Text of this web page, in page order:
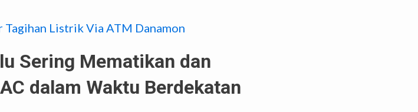
Tagihan Listrik Via ATM Danamon
Sering Mematikan dan
dalam Waktu Berdekatan